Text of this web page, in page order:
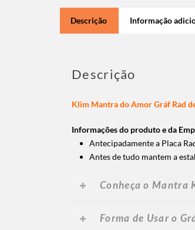
Descrição Informação
Descrição
Klim Mantra do Amor Gráf Rad
Informações do produto e da
Antecipadamente a Placa
Antes de tudo mantem a
Conheça o Mantra
Forma de Usar o